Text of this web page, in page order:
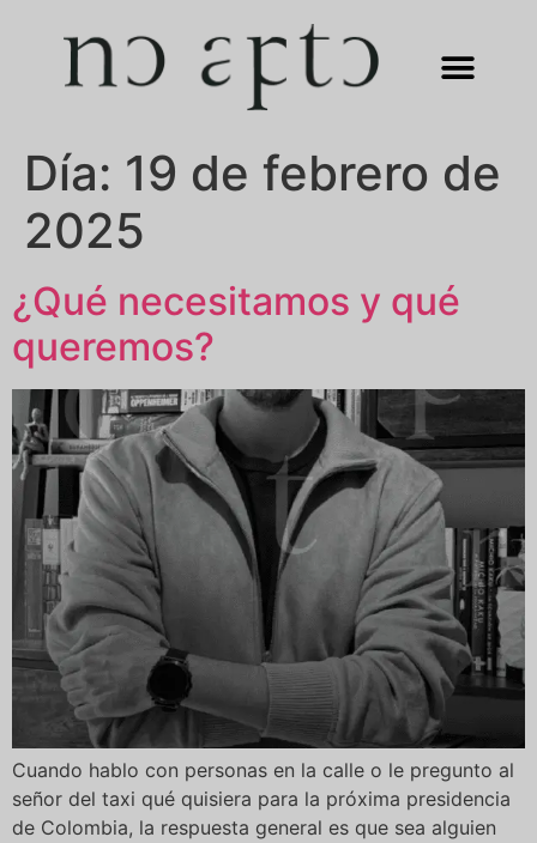
Día: 19 de febrero de
2025
¿Qué necesitamos y qué
queremos?
Cuando hablo con personas en la calle o le pregunto al
señor del taxi qué quisiera para la próxima presidencia
de Colombia, la respuesta general es que sea alguien